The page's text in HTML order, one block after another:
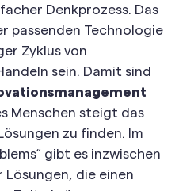
Denkprozess. Das
passenden Technologie
Zyklus von
sein. Damit sind
Menschen steigt das
zu finden. Im
gibt es inzwischen
Lösungen, die einen